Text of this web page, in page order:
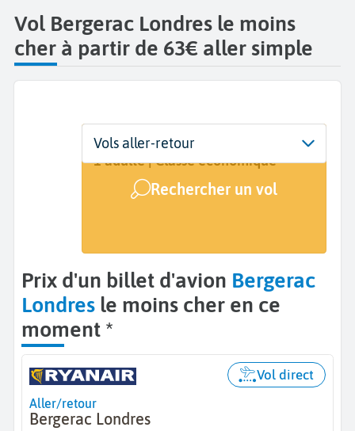
Vol Bergerac Londres le moins
cher à partir de 63€ aller simple
Départ
Bergerac (EGC)
Dates
24 oct. - 27 oct.
Voyageurs | Classe
1 adulte | Classe économique
Rechercher un vol
Vols aller-retour
Prix d'un billet d'avion Bergerac
Londres le moins cher en ce
moment *
Aller/retour
Bergerac Londres
Vol direct